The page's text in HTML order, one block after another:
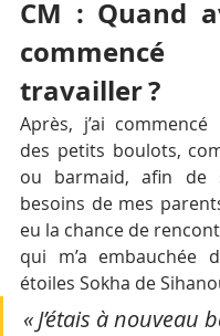
CM : Quand
travailler ?
Après, j’ai
des petits boulots,
ou barmaid, afin de
besoins de mes
eu la chance de
qui m’a embauchée
étoiles Sokha de
« J’étais à nouveau